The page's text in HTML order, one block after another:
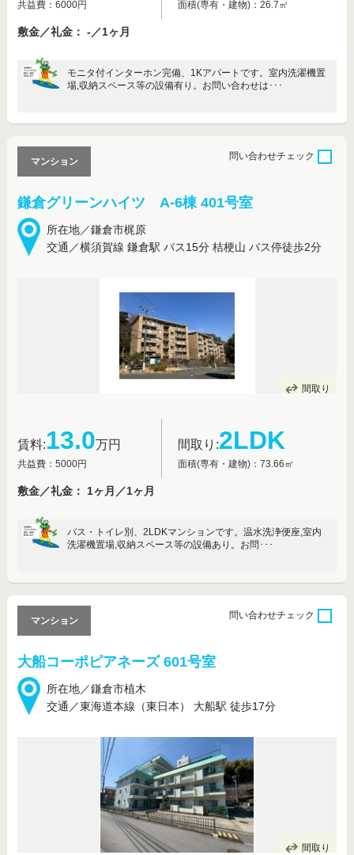
共益費：6000円 面積(専有・建物)：26.7㎡
敷金／礼金： -／1ヶ月
モニタ付インターホン完備、1Kアパートです。室内洗濯機置
場,収納スペース等の設備有り。お問い合わせは･･･
鎌倉グリーンハイツ A-6棟 401号室
所在地／鎌倉市梶原
交通／横須賀線 鎌倉駅 バス15分 桔梗山 バス停徒歩2分
マンション
問い合わせチェック
間取り
賃料:13.0万円
共益費：5000円
間取り:2LDK
面積(専有・建物)：73.66㎡
敷金／礼金： 1ヶ月／1ヶ月
バス・トイレ別、2LDKマンションです。温水洗浄便座,室内
洗濯機置場,収納スペース等の設備あり。お問･･･
大船コーポピアネーズ 601号室
所在地／鎌倉市植木
交通／東海道本線（東日本） 大船駅 徒歩17分
マンション
問い合わせチェック
間取り